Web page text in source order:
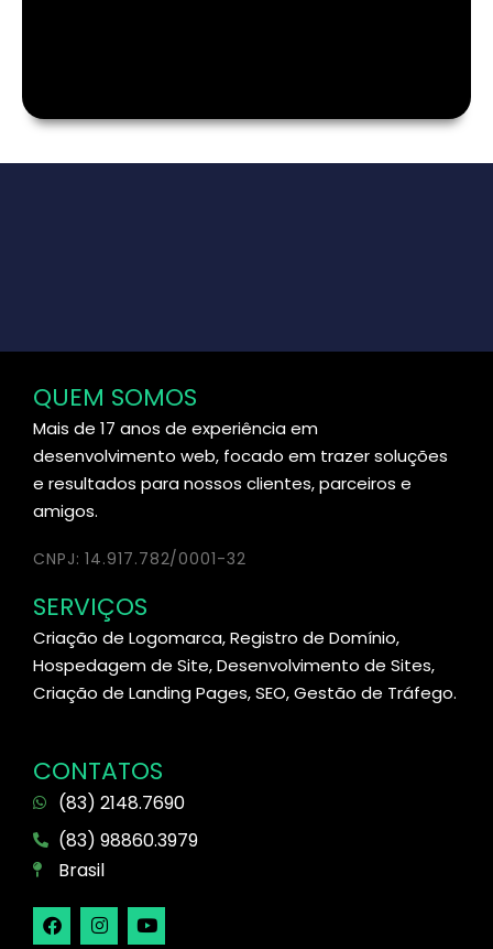
QUEM SOMOS
Mais de 17 anos de experiência em
desenvolvimento web, focado em trazer soluções
e resultados para nossos clientes, parceiros e
amigos.
CNPJ: 14.917.782/0001-32
SERVIÇOS
Criação de Logomarca, Registro de Domínio,
Hospedagem de Site, Desenvolvimento de Sites,
Criação de Landing Pages, SEO, Gestão de Tráfego.
CONTATOS
(83) 2148.7690
(83) 98860.3979
Brasil